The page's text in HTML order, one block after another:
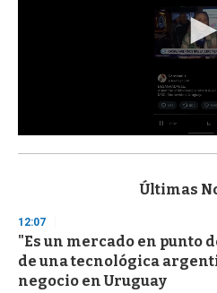
s
d
s
o
f
3
Últimas
12:07
"Es un mercado en punto
de una tecnológica
negocio en Uruguay